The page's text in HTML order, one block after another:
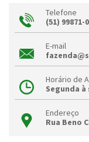
Telefone
(51) 99871-
E-mail
Horário de
Segunda à
Endereço
Rua Beno